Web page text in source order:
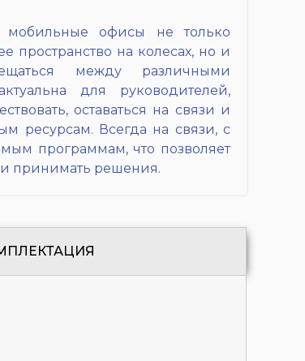
мобильные офисы не только
пространство на колесах, но и
между различными
для руководителей,
оставаться на связи и
ресурсам. Всегда на связи, с
программам, что позволяет
принимать решения.